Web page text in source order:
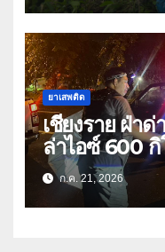
ยาเสพติด
เชียงราย ฝ่า
ล่าไอซ์ 600
ก.ค. 21, 2026